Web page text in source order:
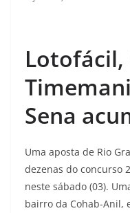
Lotofácil,
Sena
Uma aposta de Rio
dezenas do concurso
neste sábado (03).
bairro da Cohab-Anil,